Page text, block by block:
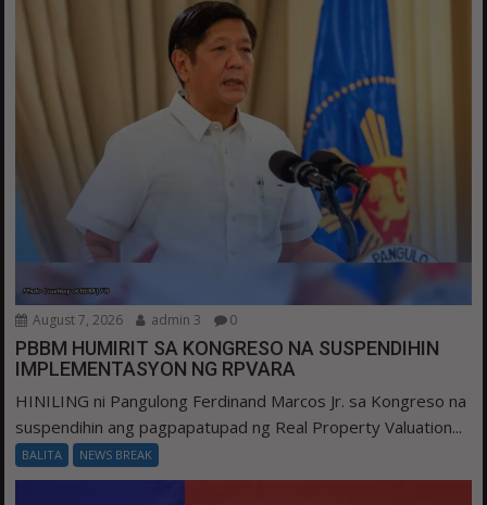
August 7, 2026 admin 3 0
PBBM HUMIRIT SA KONGRESO NA SUSPENDIHIN
IMPLEMENTASYON NG RPVARA
HINILING ni Pangulong Ferdinand Marcos Jr. sa Kongreso na
suspendihin ang pagpapatupad ng Real Property Valuation...
BALITA NEWS BREAK